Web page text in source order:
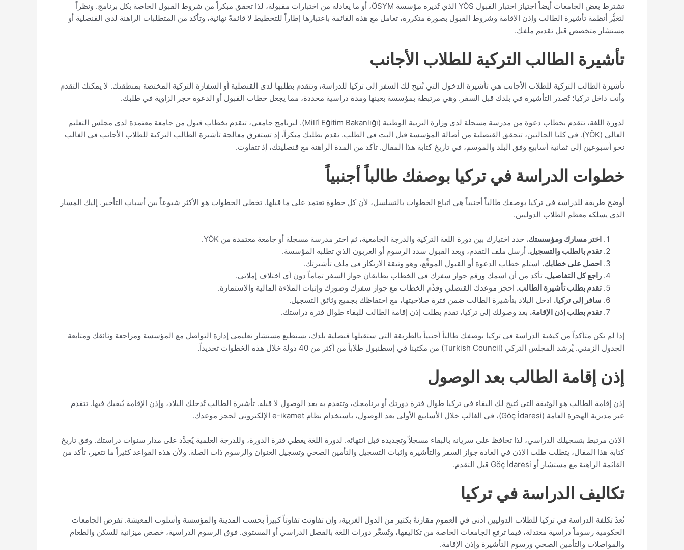
تشترط بعض الجامعات أيضاً اجتياز اختبار القبول YÖS الذي تُديره مؤسسة ÖSYM، أو ما يعادله من اختبارات مقبولة، لذا تحقق مبكراً من شروط القبول الخاصة بكل برنامج. ونظراً
لتغيُّر أنظمة تأشيرة الطالب وإذن الإقامة وشروط القبول بصورة متكررة، تعامل مع هذه القائمة باعتبارها إطاراً للتخطيط لا قائمةً نهائية، وتأكد من المتطلبات الراهنة لدى القنصلية أو
مستشار متخصص قبل تقديم ملفك.
تأشيرة الطالب التركية للطلاب الأجانب
تأشيرة الطالب التركية للطلاب الأجانب هي تأشيرة الدخول التي تُتيح لك السفر إلى تركيا للدراسة، وتتقدم بطلبها لدى القنصلية أو السفارة التركية المختصة بمنطقتك. لا يمكنك التقدم
وأنت داخل تركيا؛ تُصدر التأشيرة في بلدك قبل السفر. وهي مرتبطة بمؤسسة بعينها ومدة دراسية محددة، مما يجعل خطاب القبول أو الدعوة حجر الزاوية في طلبك.
لدورة اللغة، تتقدم بخطاب دعوة من مدرسة مسجلة لدى وزارة التربية الوطنية (Millî Eğitim Bakanlığı). لبرنامج جامعي، تتقدم بخطاب قبول من جامعة معتمدة لدى مجلس التعليم
العالي (YÖK). في كلتا الحالتين، تتحقق القنصلية من أصالة المؤسسة قبل البت في الطلب. تقدم بطلبك مبكراً، إذ تستغرق معالجة تأشيرة الطالب التركية للطلاب الأجانب في الغالب
نحو أسبوعين إلى ثمانية أسابيع وفق البلد والموسم، في تاريخ كتابة هذا المقال. تأكد من المدة الراهنة مع قنصليتك، إذ تتفاوت.
خطوات الدراسة في تركيا بوصفك طالباً أجنبياً
أوضح طريقة للدراسة في تركيا بوصفك طالباً أجنبياً هي اتباع الخطوات بالتسلسل، لأن كل خطوة تعتمد على ما قبلها. تخطي الخطوات هو الأكثر شيوعاً بين أسباب التأخير. إليك المسار
الذي يسلكه معظم الطلاب الدوليين.
اختر مسارك ومؤسستك. حدد اختيارك بين دورة اللغة التركية والدرجة الجامعية، ثم اختر مدرسة مسجلة أو جامعة معتمدة من YÖK.
تقدم بالطلب والتسجيل. أرسل ملف التقدم، وبعد القبول سدد الرسوم أو العربون الذي تطلبه المؤسسة.
احصل على خطابك. استلم خطاب الدعوة أو القبول الموقَّع، وهو وثيقة الارتكاز في ملف تأشيرتك.
راجع كل التفاصيل. تأكد من أن اسمك ورقم جواز سفرك في الخطاب يطابقان جواز السفر تماماً دون أي اختلاف إملائي.
تقدم بطلب تأشيرة الطالب. احجز موعدك القنصلي وقدِّم الخطاب مع جواز سفرك وصورك وإثبات الملاءة المالية والاستمارة.
سافر إلى تركيا. ادخل البلاد بتأشيرة الطالب ضمن فترة صلاحيتها، مع احتفاظك بجميع وثائق التسجيل.
تقدم بطلب إذن الإقامة. بعد وصولك إلى تركيا، تقدم بطلب إذن إقامة الطالب للبقاء طوال فترة دراستك.
إذا لم تكن متأكداً من كيفية الدراسة في تركيا بوصفك طالباً أجنبياً بالطريقة التي ستقبلها قنصلية بلدك، يستطيع مستشار تعليمي إدارة التواصل مع المؤسسة ومراجعة وثائقك ومتابعة
الجدول الزمني. يُرشد المجلس التركي (Turkish Council) من مكتبنا في إسطنبول طلاباً من أكثر من 40 دولة خلال هذه الخطوات تحديداً.
إذن إقامة الطالب بعد الوصول
إذن إقامة الطالب هو الوثيقة التي تُتيح لك البقاء في تركيا طوال فترة دورتك أو برنامجك، وتتقدم به بعد الوصول لا قبله. تأشيرة الطالب تُدخلك البلاد، وإذن الإقامة يُبقيك فيها. تتقدم
عبر مديرية الهجرة العامة (Göç İdaresi)، في الغالب خلال الأسابيع الأولى بعد الوصول، باستخدام نظام e-ikamet الإلكتروني لحجز موعدك.
الإذن مرتبط بتسجيلك الدراسي، لذا تحافظ على سريانه بالبقاء مسجلاً وتجديده قبل انتهائه. لدورة اللغة يغطي فترة الدورة، وللدرجة العلمية يُجدَّد على مدار سنوات دراستك. وفق تاريخ
كتابة هذا المقال، يتطلب طلب الإذن في العادة جواز السفر والتأشيرة وإثبات التسجيل والتأمين الصحي وتسجيل العنوان والرسوم ذات الصلة. ولأن هذه القواعد كثيراً ما تتغير، تأكد من
القائمة الراهنة مع مستشار أو Göç İdaresi قبل التقدم.
تكاليف الدراسة في تركيا
تُعدّ تكلفة الدراسة في تركيا للطلاب الدوليين أدنى في العموم مقارنةً بكثير من الدول الغربية، وإن تفاوتت تفاوتاً كبيراً بحسب المدينة والمؤسسة وأسلوب المعيشة. تفرض الجامعات
الحكومية رسوماً دراسية معتدلة، فيما ترفع الجامعات الخاصة من تكاليفها، وتُسعَّر دورات اللغة بالفصل الدراسي أو المستوى. فوق الرسوم الدراسية، خصص ميزانية للسكن والطعام
والمواصلات والتأمين الصحي ورسوم التأشيرة وإذن الإقامة.